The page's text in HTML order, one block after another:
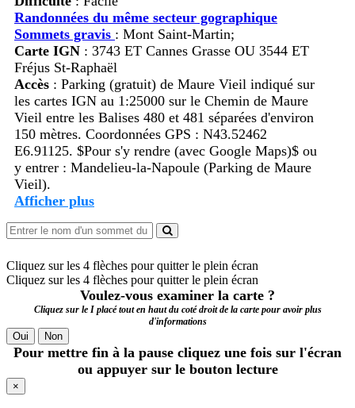
Randonnées du même secteur gographique
Sommets gravis : Mont Saint-Martin;
Carte IGN : 3743 ET Cannes Grasse OU 3544 ET
Fréjus St-Raphaël
Accès : Parking (gratuit) de Maure Vieil indiqué sur
les cartes IGN au 1:25000 sur le Chemin de Maure
Vieil entre les Balises 480 et 481 séparées d'environ
150 mètres. Coordonnées GPS : N43.52462
E6.91125. $Pour s'y rendre (avec Google Maps)$ ou
y entrer : Mandelieu-la-Napoule (Parking de Maure
Vieil).
Afficher plus
Cliquez sur les 4 flèches pour quitter le plein écran
Cliquez sur les 4 flèches pour quitter le plein écran
Voulez-vous examiner la carte ?
Cliquez sur le I placé tout en haut du coté droit de la carte pour avoir plus
d'informations
Oui Non
Pour mettre fin à la pause cliquez une fois sur l'écran
ou appuyer sur le bouton lecture
×